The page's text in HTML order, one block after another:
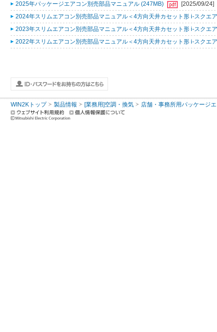
2025年パッケージエアコン別売部品マニュアル (247MB)
[2025/09/24]
2024年スリムエアコン別売部品マニュアル＜4方向天井カセット形 i-スクエ
2023年スリムエアコン別売部品マニュアル＜4方向天井カセット形 i-スクエ
2022年スリムエアコン別売部品マニュアル＜4方向天井カセット形 i-スクエ
WIN2Kトップ 製品情報 [業務用]空調・換気 店舗・事務所用パッケージ